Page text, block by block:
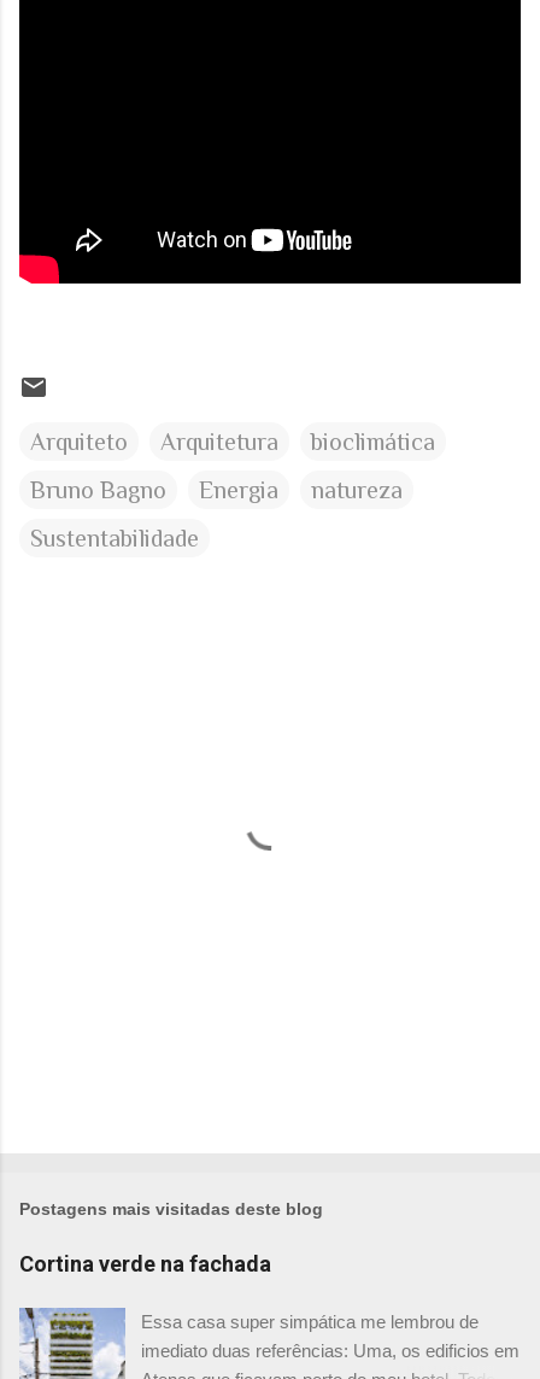
Arquiteto Arquitetura
bioclimática
Bruno Bagno
Energia
natureza
Sustentabilidade
Postagens mais visitadas deste blog
Cortina verde na fachada
Essa casa super simpática me lembrou de
imediato duas referências: Uma, os edificios em